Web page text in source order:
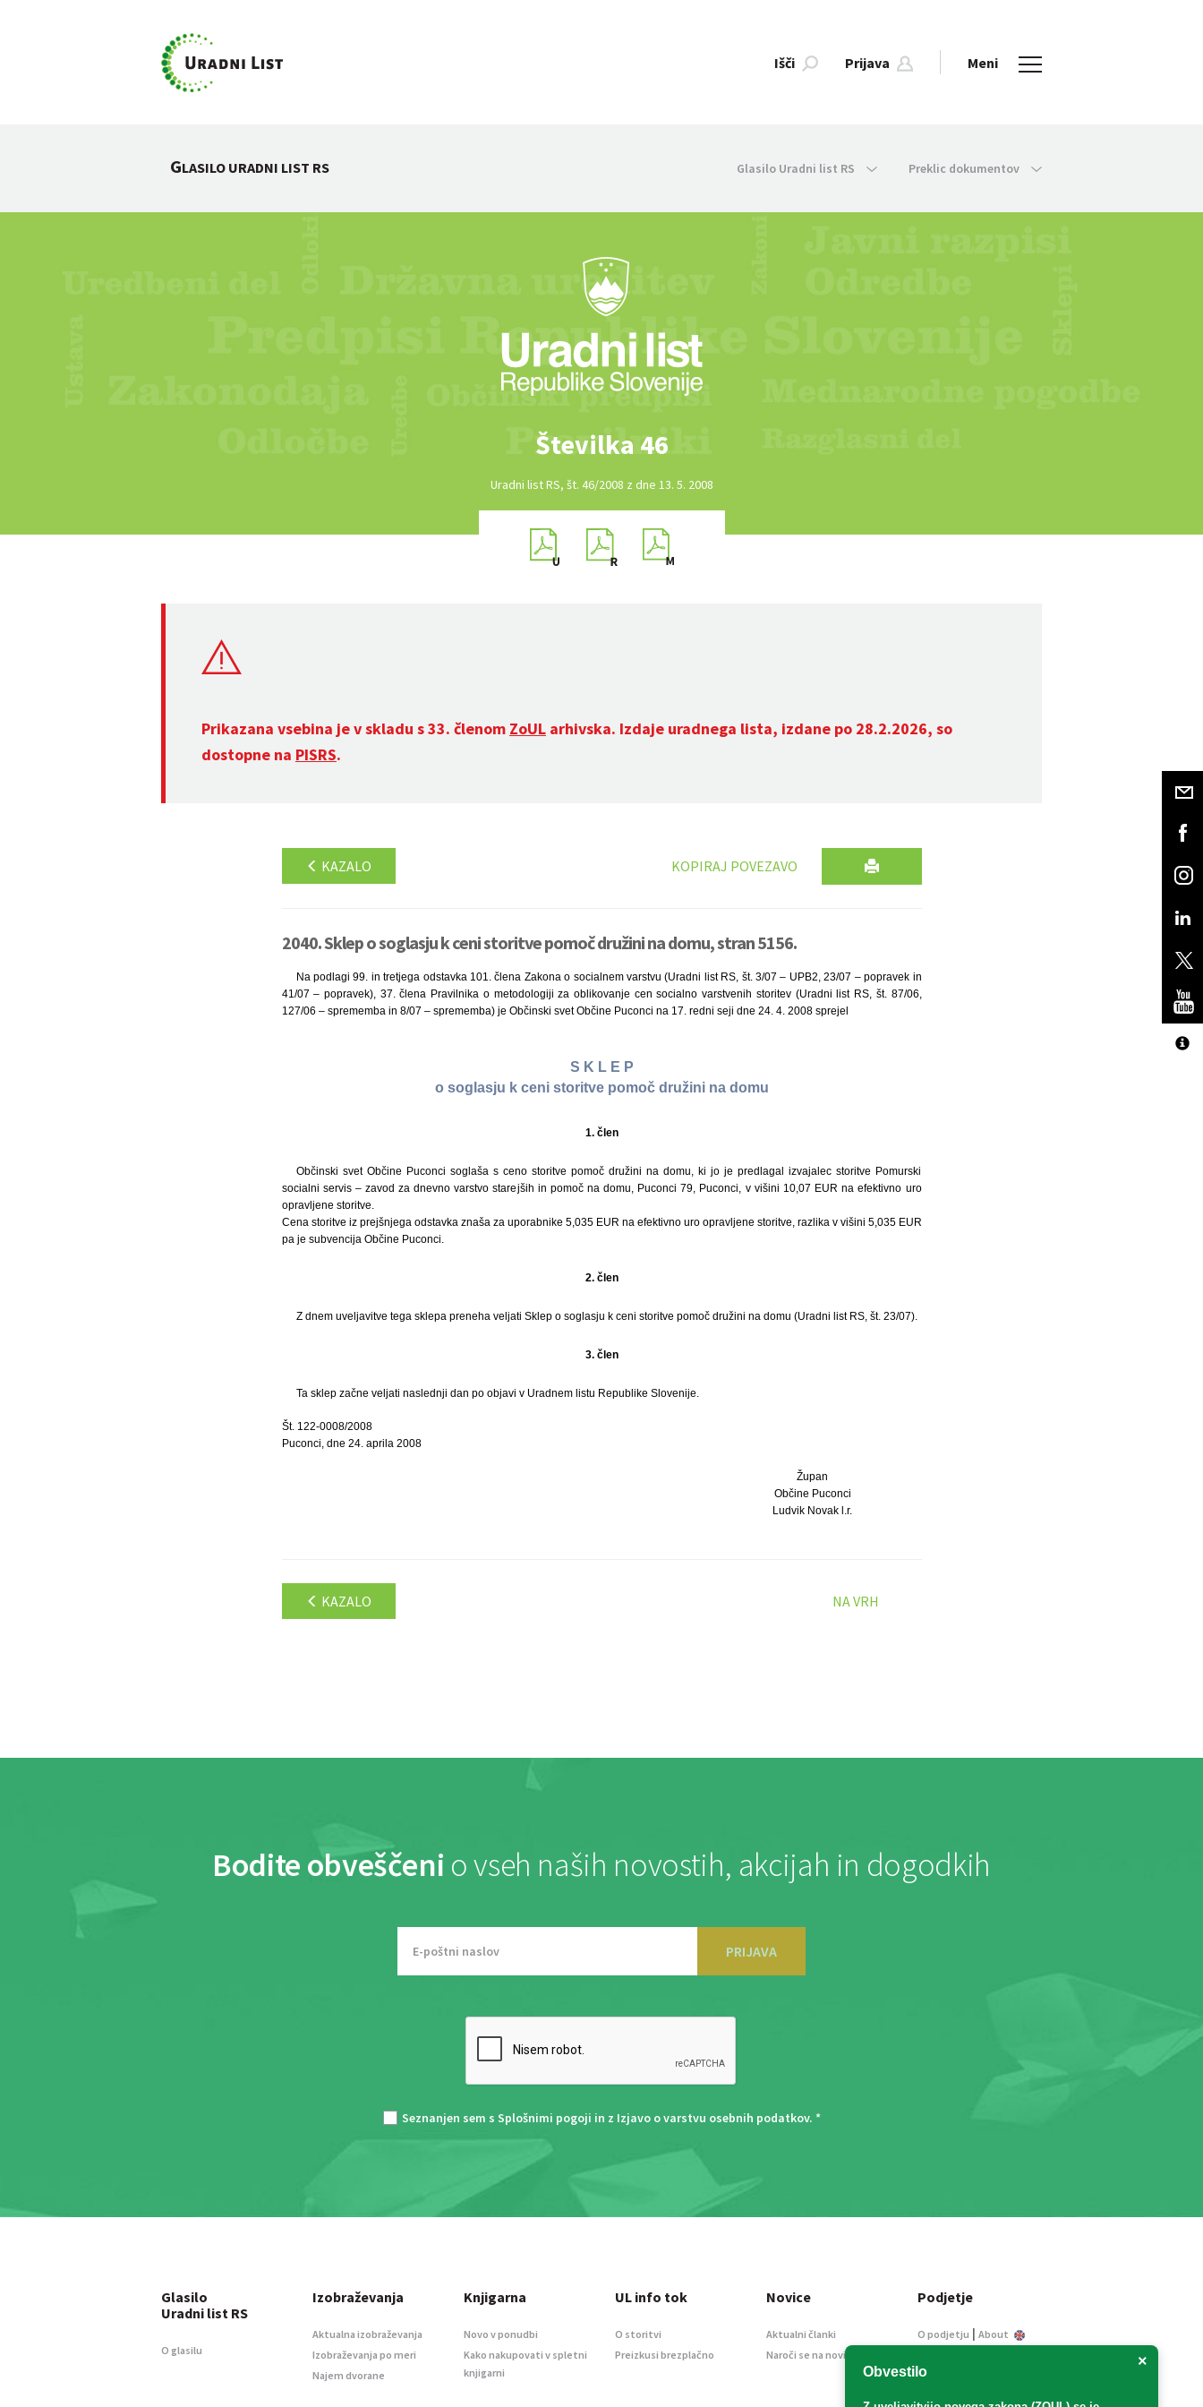
Išči Prijava Meni
GLASILO URADNI LIST RS Glasilo Uradni list RS Preklic dokumentov
Številka 46
Uradni list RS, št. 46/2008 z dne 13. 5. 2008
Prikazana vsebina je v skladu s 33. členom ZoUL arhivska. Izdaje uradnega lista, izdane po 28.2.2026, so
dostopne na PISRS.
KAZALO KOPIRAJ POVEZAVO
2040. Sklep o soglasju k ceni storitve pomoč družini na domu, stran 5156.
Na podlagi 99. in tretjega odstavka 101. člena Zakona o socialnem varstvu (Uradni list RS, št. 3/07 – UPB2, 23/07 – popravek in
41/07 – popravek), 37. člena Pravilnika o metodologiji za oblikovanje cen socialno varstvenih storitev (Uradni list RS, št. 87/06,
127/06 – sprememba in 8/07 – sprememba) je Občinski svet Občine Puconci na 17. redni seji dne 24. 4. 2008 sprejel
S K L E P
o soglasju k ceni storitve pomoč družini na domu
1. člen
Občinski svet Občine Puconci soglaša s ceno storitve pomoč družini na domu, ki jo je predlagal izvajalec storitve Pomurski
socialni servis – zavod za dnevno varstvo starejših in pomoč na domu, Puconci 79, Puconci, v višini 10,07 EUR na efektivno uro
opravljene storitve.
Cena storitve iz prejšnjega odstavka znaša za uporabnike 5,035 EUR na efektivno uro opravljene storitve, razlika v višini 5,035 EUR
pa je subvencija Občine Puconci.
2. člen
Z dnem uveljavitve tega sklepa preneha veljati Sklep o soglasju k ceni storitve pomoč družini na domu (Uradni list RS, št. 23/07).
3. člen
Ta sklep začne veljati naslednji dan po objavi v Uradnem listu Republike Slovenije.
Št. 122-0008/2008
Puconci, dne 24. aprila 2008
Župan
Občine Puconci
Ludvik Novak l.r.
KAZALO NA VRH
Bodite obveščeni o vseh naših novostih, akcijah in dogodkih
PRIJAVA
Seznanjen sem s Splošnimi pogoji in z Izjavo o varstvu osebnih podatkov. *
×
Obvestilo
Glasilo
Uradni list RS
O glasilu
Izobraževanja
Aktualna izobraževanja
Izobraževanja po meri
Najem dvorane
Knjigarna
Novo v ponudbi
Kako nakupovati v spletni
knjigarni
UL info tok
O storitvi
Preizkusi brezplačno
Novice
Aktualni članki
Naroči se na novice
Podjetje
O podjetju | About
Informacije javnega